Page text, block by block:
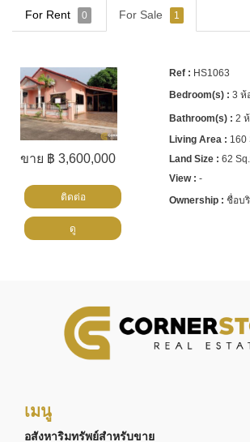
For Rent 0 For Sale 1
ขาย ฿ 3,600,000
HS1063
3 ห้
2
160
62
-
ชื่อบ
ติดต่อ
ดู
เมนู
อสังหาริมทรัพย์สำหรับขาย